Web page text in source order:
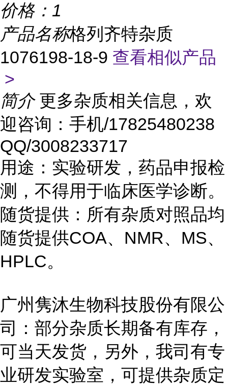
价格： 1
产品名称格列齐特杂质
1076198-18-9 查看相似产品
>
简介 更多杂质相关信息，欢
迎咨询：手机/17825480238
QQ/3008233717
用途：实验研发，药品申报检
测，不得用于临床医学诊断。
随货提供：所有杂质对照品均
随货提供COA、NMR、MS、
HPLC。
广州隽沐生物科技股份有限公
司：部分杂质长期备有库存，
可当天发货，另外，我司有专
业研发实验室，可提供杂质定